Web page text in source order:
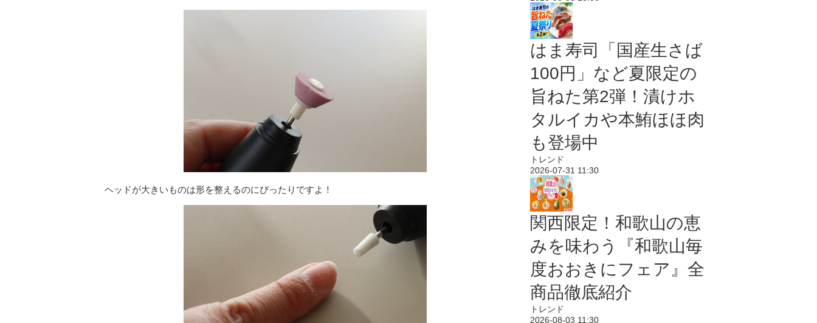
ヘッドが大きいものは形を整えるのにぴったりですよ！
はま寿司「国産生さば
100円」など夏限定の
旨ねた第2弾！漬けホ
タルイカや本鮪ほほ肉
も登場中
トレンド
2026-07-31 11:30
関西限定！和歌山の恵
みを味わう『和歌山毎
度おおきにフェア』全
商品徹底紹介
トレンド
2026-08-03 11:30